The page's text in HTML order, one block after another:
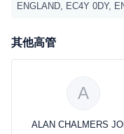
ENGLAND, EC4Y 0DY,
其他高管
A
ALAN CHALMERS